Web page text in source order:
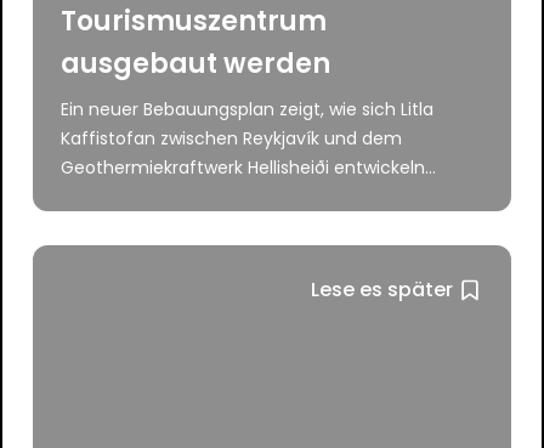
Tourismuszentrum
ausgebaut werden
Ein neuer Bebauungsplan zeigt, wie sich Litla
Kaffistofan zwischen Reykjavík und dem
Geothermiekraftwerk Hellisheiði entwickeln...
Lese es später